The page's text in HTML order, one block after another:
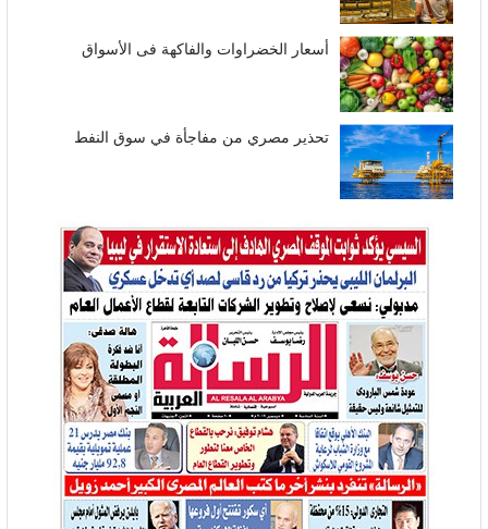
أسعار الخضراوات والفاكهة فى الأسواق
تحذير مصري من مفاجأة في سوق النفط